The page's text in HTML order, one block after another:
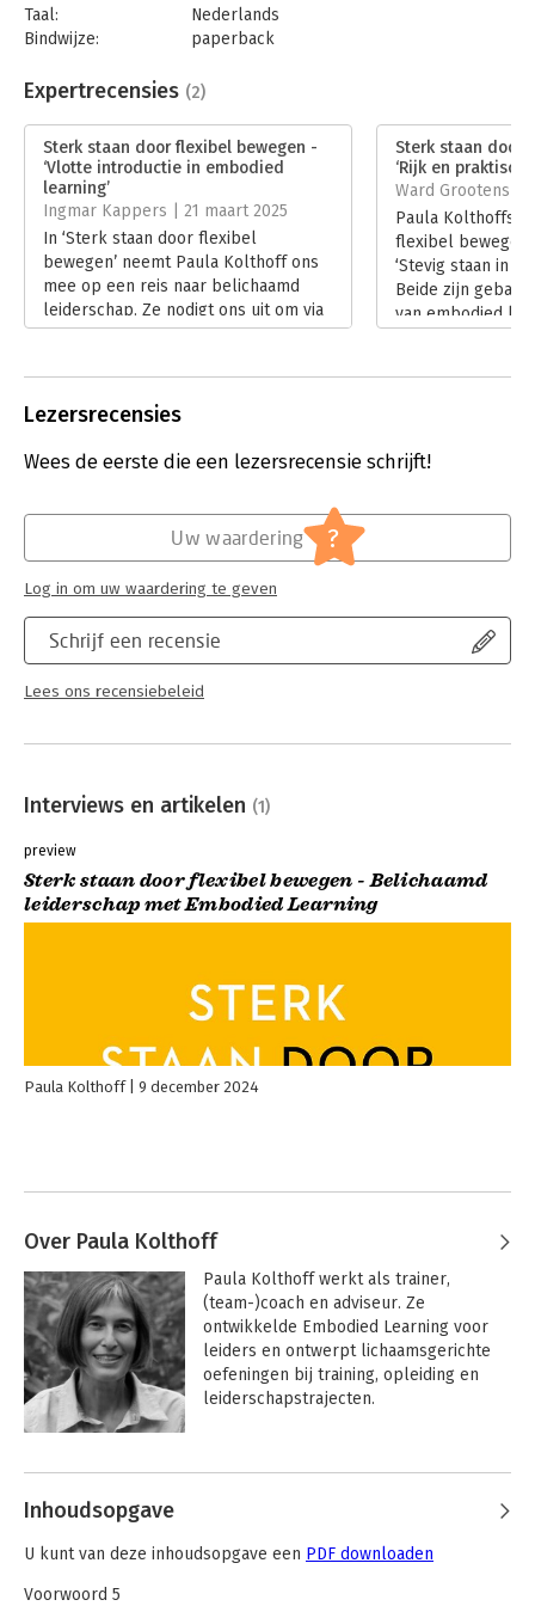
• Praktisch toepasbaar boek met frisse invalshoek
Taal:
Nederlands
Bindwijze:
paperback
Uitgever:
Boom
Verschijningsdatum:
12-12-2024
Hoofdrubriek:
Expertrecensies (2)
Sterk staan door flexibel bewegen -
‘Vlotte introductie in embodied
learning’
Ingmar Kappers | 21 maart 2025
In ‘Sterk staan door flexibel
bewegen’ neemt Paula Kolthoff ons
mee op een reis naar belichaamd
leiderschap. Ze nodigt ons uit om via
lichaamsbewustzijn stevigheid en
dagelijks leven en werk, zodat we
stevig geworteld zijn in ons
Lees verder
Sterk staan door
‘Rijk en praktisch’
Ward Grootens |
Paula Kolthoffs
flexibel
‘Stevig staan in
Beide zijn
van embodied
voelen in plaats
Lezersrecensies
Wees de eerste die een lezersrecensie schrijft!
Schrijf een recensie
Lees ons recensiebeleid
Uw waardering ?
Log in om uw waardering te geven
Interviews en artikelen (1)
preview
Sterk staan door flexibel bewegen - Belichaamd
leiderschap met Embodied Learning
Paula Kolthoff 9 december 2024
Over Paula Kolthoff
Paula Kolthoff werkt als trainer,
(team-)coach en adviseur. Ze
ontwikkelde Embodied Learning voor
leiders en ontwerpt lichaamsgerichte
oefeningen bij training, opleiding en
leiderschapstrajecten.
leert zij mensen die groepen
authenticiteit en verbinding.
Andere boeken door Paula Kolthoff
Inhoudsopgave
U kunt van deze inhoudsopgave een PDF downloaden
Voorwoord 5